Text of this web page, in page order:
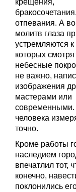
крещения,
бракосочетания,
отпевания. А
молитв глаза
устремляются
которых
небесные
не важно,
изображения
мастерами или
современными.
человека
точно.
Кроме работы
наследием
впечатлил тот,
конечно,
поклонились